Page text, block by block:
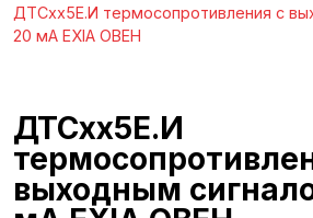
ДТСхх5Е.И термосопротивления с
20 мА EXIA ОВЕН
ДТСхх5Е.И
выходным